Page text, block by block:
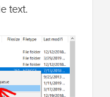
text.